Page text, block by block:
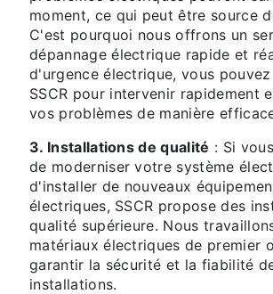
moment, ce qui peut être source
C'est pourquoi nous offrons un
dépannage électrique rapide et
d'urgence électrique, vous
SSCR pour intervenir rapidement
vos problèmes de manière
3. Installations de qualité : Si
de moderniser votre système
d'installer de nouveaux
électriques, SSCR propose des
qualité supérieure. Nous
matériaux électriques de premier
garantir la sécurité et la fiabilité
installations.